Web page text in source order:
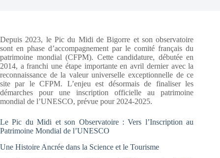
Depuis 2023, le Pic du Midi de Bigorre et son observatoire
sont en phase d’accompagnement par le comité français du
patrimoine mondial (CFPM). Cette candidature, débutée en
2014, a franchi une étape importante en avril dernier avec la
reconnaissance de la valeur universelle exceptionnelle de ce
site par le CFPM. L’enjeu est désormais de finaliser les
démarches pour une inscription officielle au patrimoine
mondial de l’UNESCO, prévue pour 2024-2025.
Le Pic du Midi et son Observatoire : Vers l’Inscription au
Patrimoine Mondial de l’UNESCO
Une Histoire Ancrée dans la Science et le Tourisme